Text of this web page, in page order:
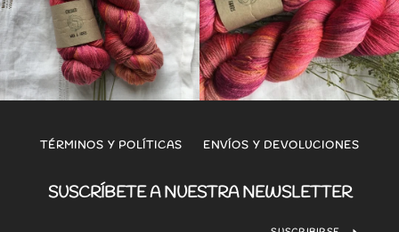
TÉRMINOS Y POLÍTICAS ENVÍOS Y DEVOLUCIONES
SUSCRÍBETE A NUESTRA NEWSLETTER